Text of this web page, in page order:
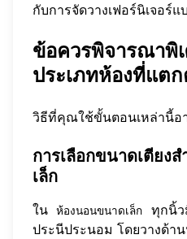
กับการจัดวางเฟอร์นิเจอร์แ
ข้อควรพิจารณาพิ
ประเภทห้องที่แต
วิธีที่คุณใช้ขั้นตอนเหล่านี้อ
การเลือกขนาดเตียง
เล็ก
ใน ห้องนอนขนาดเล็ก
ทุกนิ้
ประนีประนอม โดยวางด้า